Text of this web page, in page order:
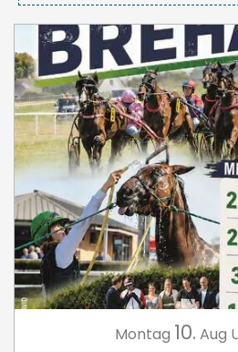
Montag 10. Aug